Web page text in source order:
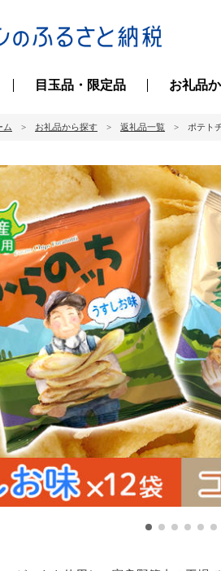
目玉品・限定品 お礼品
ム お礼品から探す 返礼品一覧 ポテト